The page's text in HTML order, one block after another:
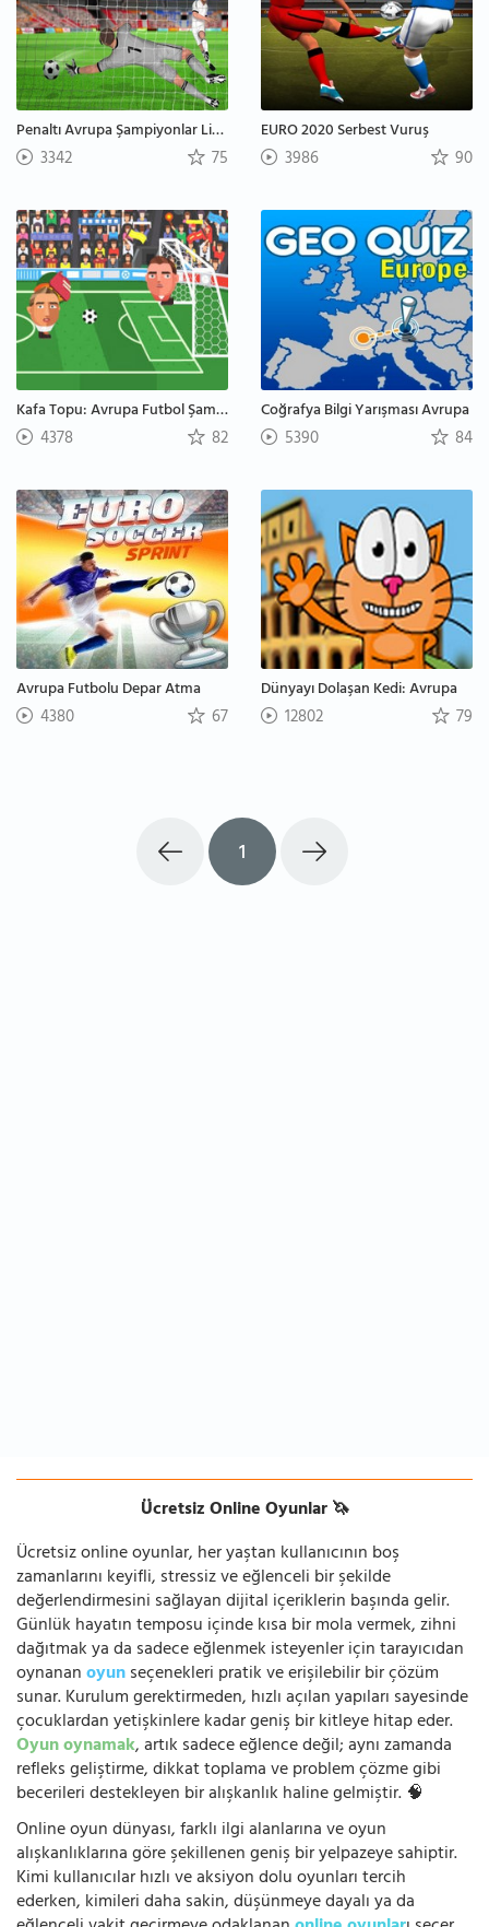
Penaltı Avrupa Şampiyonlar Ligi Çok Oyunculu
3342 75
EURO 2020 Serbest Vuruş
3986 90
Kafa Topu: Avrupa Futbol Şampiyonası
4378 82
Coğrafya Bilgi Yarışması Avrupa
5390 84
Avrupa Futbolu Depar Atma
4380 67
Dünyayı Dolaşan Kedi: Avrupa
12802 79
1
Ücretsiz Online Oyunlar 🦄
Ücretsiz online oyunlar, her yaştan kullanıcının boş
zamanlarını keyifli, stressiz ve eğlenceli bir şekilde
değerlendirmesini sağlayan dijital içeriklerin başında gelir.
Günlük hayatın temposu içinde kısa bir mola vermek, zihni
dağıtmak ya da sadece eğlenmek isteyenler için tarayıcıdan
oynananoyunseçenekleri pratik ve erişilebilir bir çözüm
sunar. Kurulum gerektirmeden, hızlı açılan yapıları sayesinde
çocuklardan yetişkinlere kadar geniş bir kitleye hitap eder.
Oyun oynamak, artık sadece eğlence değil; aynı zamanda
refleks geliştirme, dikkat toplama ve problem çözme gibi
becerileri destekleyen bir alışkanlık haline gelmiştir. 🧠
Online oyun dünyası, farklı ilgi alanlarına ve oyun
alışkanlıklarına göre şekillenen geniş bir yelpazeye sahiptir.
Kimi kullanıcılar hızlı ve aksiyon dolu oyunları tercih
ederken, kimileri daha sakin, düşünmeye dayalı ya da